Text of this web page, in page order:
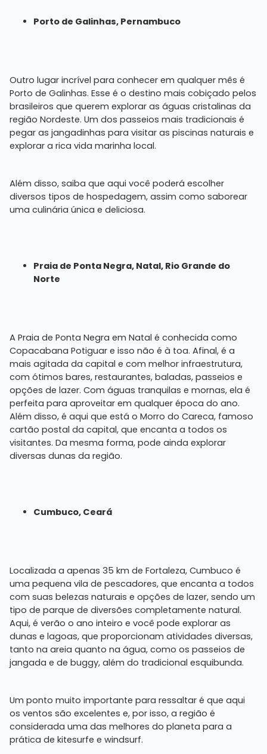
Porto de Galinhas, Pernambuco
Outro lugar incrível para conhecer em qualquer mês é
Porto de Galinhas. Esse é o destino mais cobiçado pelos
brasileiros que querem explorar as águas cristalinas da
região Nordeste. Um dos passeios mais tradicionais é
pegar as jangadinhas para visitar as piscinas naturais e
explorar a rica vida marinha local.
Além disso, saiba que aqui você poderá escolher
diversos tipos de hospedagem, assim como saborear
uma culinária única e deliciosa.
Praia de Ponta Negra, Natal, Rio Grande do
Norte
A Praia de Ponta Negra em Natal é conhecida como
Copacabana Potiguar e isso não é à toa. Afinal, é a
mais agitada da capital e com melhor infraestrutura,
com ótimos bares, restaurantes, baladas, passeios e
opções de lazer. Com águas tranquilas e mornas, ela é
perfeita para aproveitar em qualquer época do ano.
Além disso, é aqui que está o Morro do Careca, famoso
cartão postal da capital, que encanta a todos os
visitantes. Da mesma forma, pode ainda explorar
diversas dunas da região.
Cumbuco, Ceará
Localizada a apenas 35 km de Fortaleza, Cumbuco é
uma pequena vila de pescadores, que encanta a todos
com suas belezas naturais e opções de lazer, sendo um
tipo de parque de diversões completamente natural.
Aqui, é verão o ano inteiro e você pode explorar as
dunas e lagoas, que proporcionam atividades diversas,
tanto na areia quanto na água, como os passeios de
jangada e de buggy, além do tradicional esquibunda.
Um ponto muito importante para ressaltar é que aqui
os ventos são excelentes e, por isso, a região é
considerada uma das melhores do planeta para a
prática de kitesurfe e windsurf.